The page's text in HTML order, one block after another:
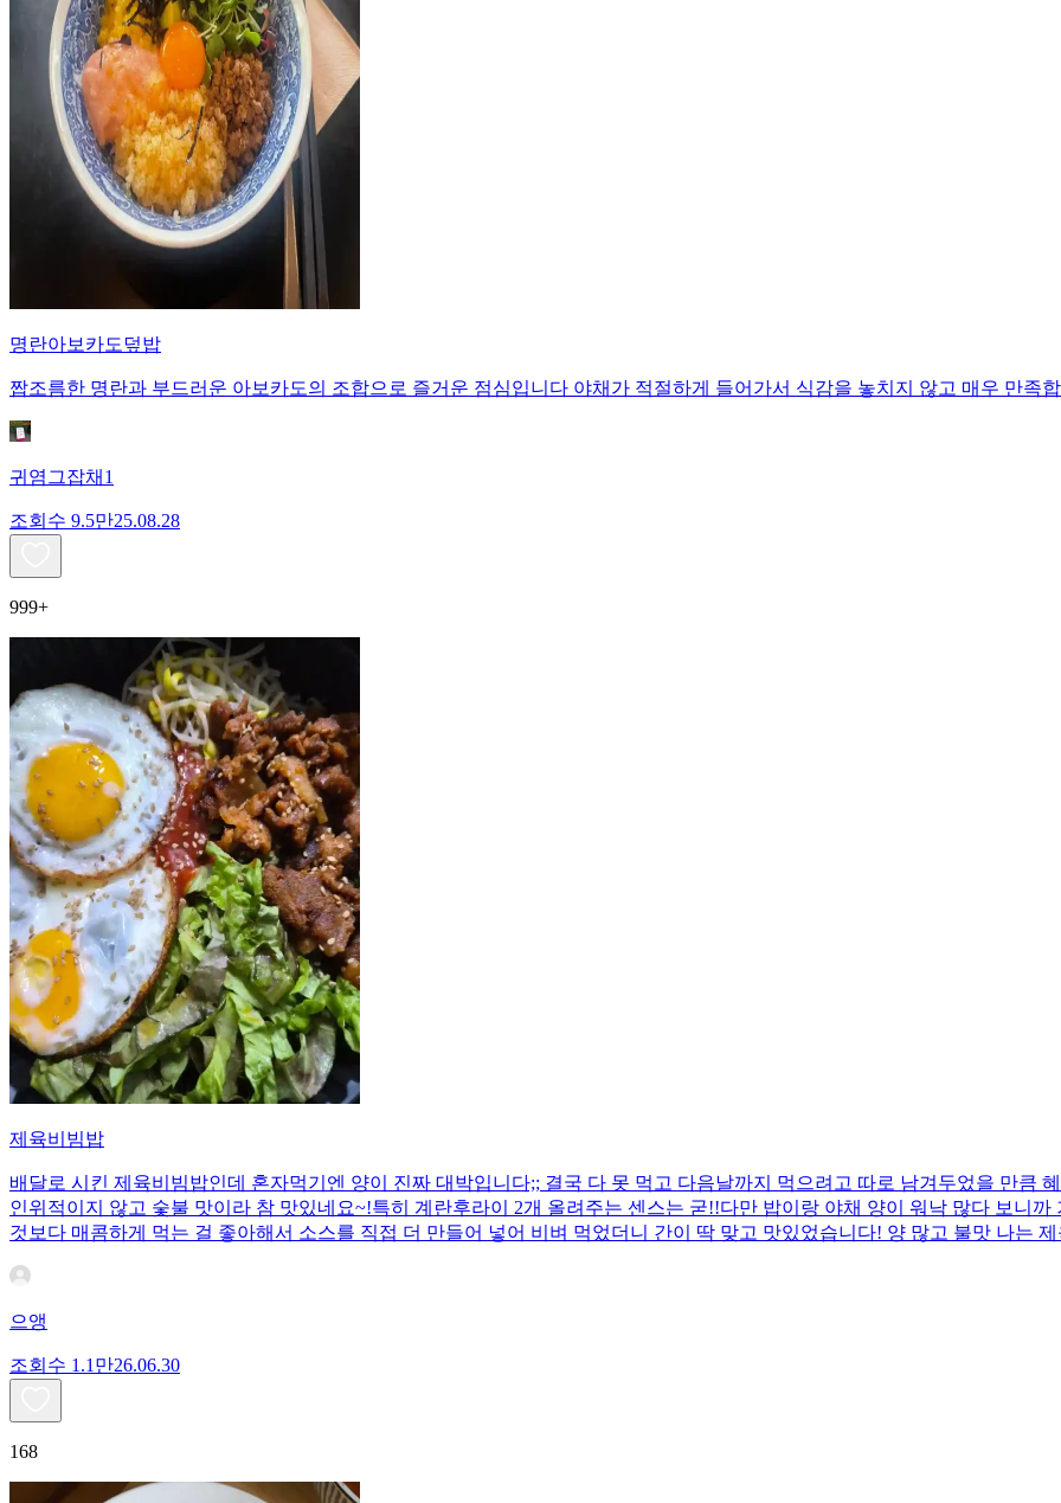
명란아보카도덮밥
짭조름한 명란과 부드러운 아보카도의 조합으로 즐거운 점심입니다 야채가 적절하게 들어가서 식감을 놓치지 않고 매우 만족
귀염그잡채1
조회수 9.5만25.08.28
999+
제육비빔밥
배달로 시킨 제육비빔밥인데 혼자먹기엔 양이 진짜 대박입니다;; 결국 다 못 먹고 다음날까지 먹으려고 따로 남겨두었을 만큼
인위적이지 않고 숯불 맛이라 참 맛있네요~!특히 계란후라이 2개 올려주는 센스는 굳!! ​다만 밥이랑 야채 양이 워낙 많다 보니
것보다 매콤하게 먹는 걸 좋아해서 소스를 직접 더 만들어 넣어 비벼 먹었더니 간이 딱 맞고 맛있었습니다! 양 많고 불맛 나는
으앵
조회수 1.1만26.06.30
168